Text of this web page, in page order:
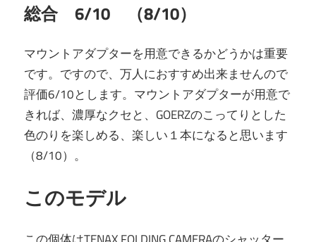
総合 6/10 （8/10）
マウントアダプターを用意できるかどうかは重要
です。ですので、万人におすすめ出来ませんので
評価6/10とします。マウントアダプターが用意で
きれば、濃厚なクセと、GOERZのこってりとした
色のりを楽しめる、楽しい１本になると思います
（8/10）。
このモデル